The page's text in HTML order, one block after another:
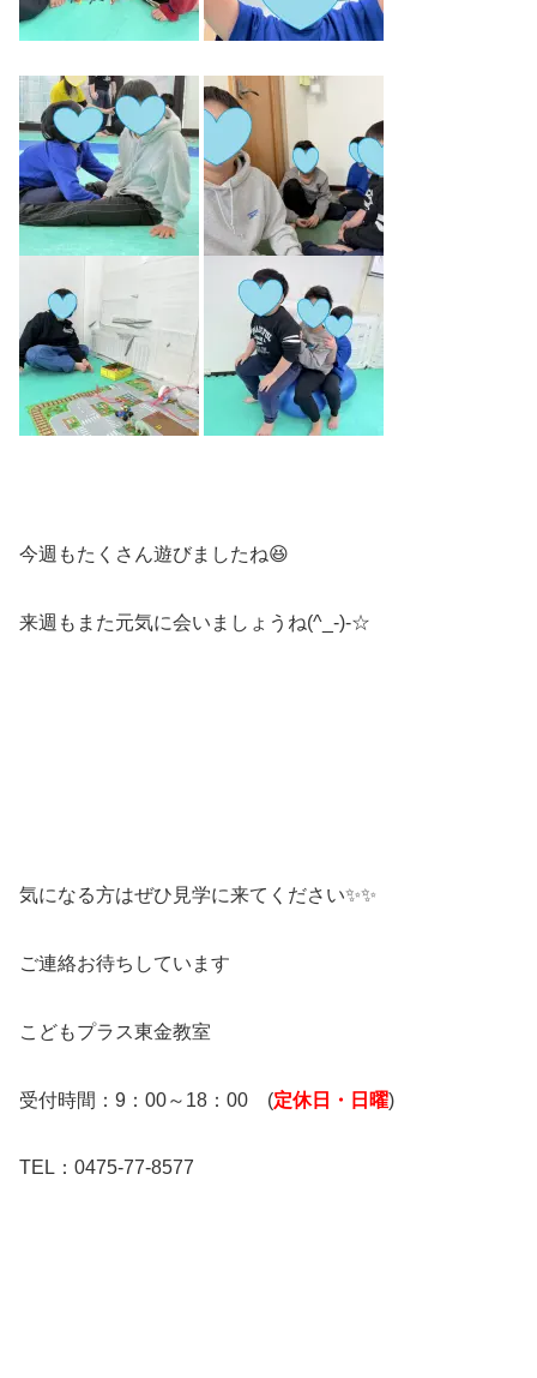
今週もたくさん遊びましたね😆
来週もまた元気に会いましょうね(^_-)-☆
気になる方はぜひ見学に来てください✨✨
ご連絡お待ちしています
こどもプラス東金教室
受付時間：9：00～18：00 (定休日・日曜)
TEL：0475-77-8577